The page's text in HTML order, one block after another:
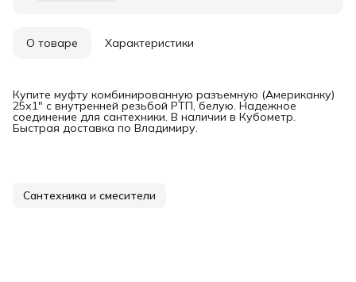
О товаре Характеристики
Купите муфту комбинированную разъемную (Американку)
25х1" с внутренней резьбой РТП, белую. Надежное
соединение для сантехники. В наличии в Кубометр.
Быстрая доставка по Владимиру.
Сантехника и смесители